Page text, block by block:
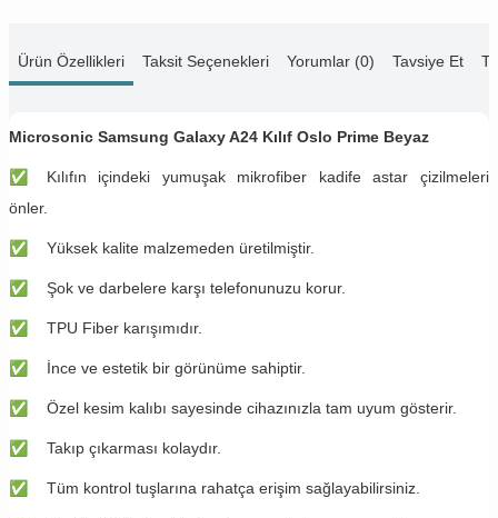
Ürün Özellikleri Taksit Seçenekleri Yorumlar (0) Tavsiye Et
Microsonic Samsung Galaxy A24 Kılıf Oslo Prime Beyaz
✅ Kılıfın içindeki yumuşak mikrofiber kadife astar çizilmeleri
önler.
✅ Yüksek kalite malzemeden üretilmiştir.
✅ Şok ve darbelere karşı telefonunuzu korur.
✅ TPU Fiber karışımıdır.
✅ İnce ve estetik bir görünüme sahiptir.
✅ Özel kesim kalıbı sayesinde cihazınızla tam uyum gösterir.
✅ Takıp çıkarması kolaydır.
✅ Tüm kontrol tuşlarına rahatça erişim sağlayabilirsiniz.